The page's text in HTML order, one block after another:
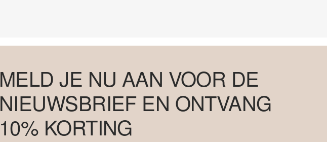
MELD JE NU AAN VOOR DE
NIEUWSBRIEF EN ONTVANG
10% KORTING